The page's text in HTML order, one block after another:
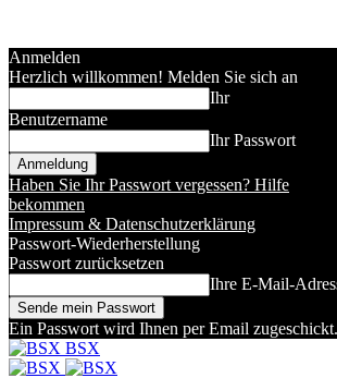
Anmelden
Herzlich willkommen! Melden Sie sich an
Ihr
Benutzername
Ihr Passwort
Haben Sie Ihr Passwort vergessen? Hilfe
bekommen
Impressum & Datenschutzerklärung
Passwort-Wiederherstellung
Passwort zurücksetzen
Ihre E-Mail-
Ein Passwort wird Ihnen per Email zugeschickt.
BSX